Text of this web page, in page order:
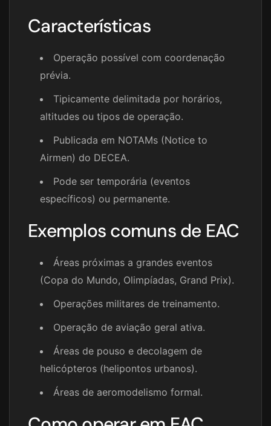
Características
Operação possível com coordenação
prévia.
Tipicamente delimitada por horários,
altitudes ou tipos de operação.
Publicada em NOTAMs (Notice to
Airmen) do DECEA.
Pode ser temporária (eventos
específicos) ou permanente.
Exemplos comuns de EAC
Áreas próximas a grandes eventos
(Copa do Mundo, Olimpíadas, Grand Prix).
Operações militares de treinamento.
Operação de aviação geral ativa.
Áreas de pouso e decolagem de
helicópteros (helipontos urbanos).
Áreas de aeromodelismo formal.